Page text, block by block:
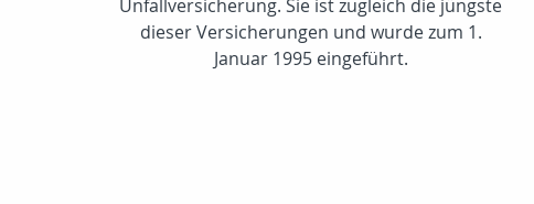
Unfallversicherung. Sie ist zugleich die jüngste
dieser Versicherungen und wurde zum 1.
Januar 1995 eingeführt.